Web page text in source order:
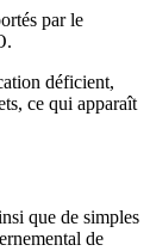
par le
déficient,
ce qui apparaît
que de simples
de